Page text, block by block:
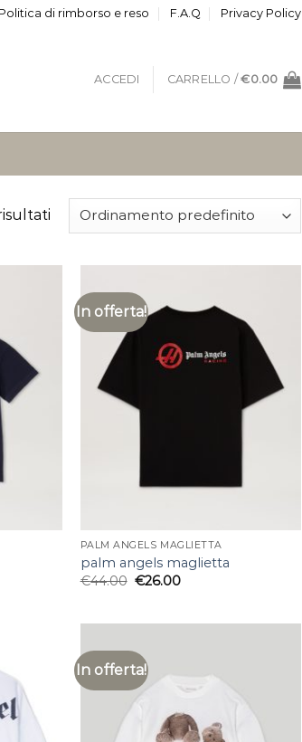
Politica di rimborso e reso F.A.Q Privacy Policy
ACCEDI CARRELLO /€0.00
In offerta!
PALM ANGELS MAGLIETTA
palm angels maglietta
€44.00 €26.00
In offerta!